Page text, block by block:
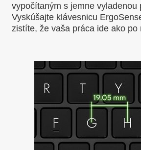
vypočítaným s jemne vyladenou
Vyskúšajte klávesnicu
zistíte, že vaša práca ide ako po